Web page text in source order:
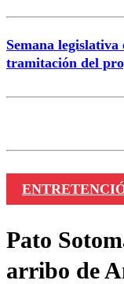
Semana
tramitación del
Pato
arribo de